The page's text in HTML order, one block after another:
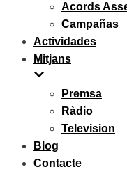
Acords
Campañas
Actividades
Mitjans
Premsa
Ràdio
Television
Blog
Contacte